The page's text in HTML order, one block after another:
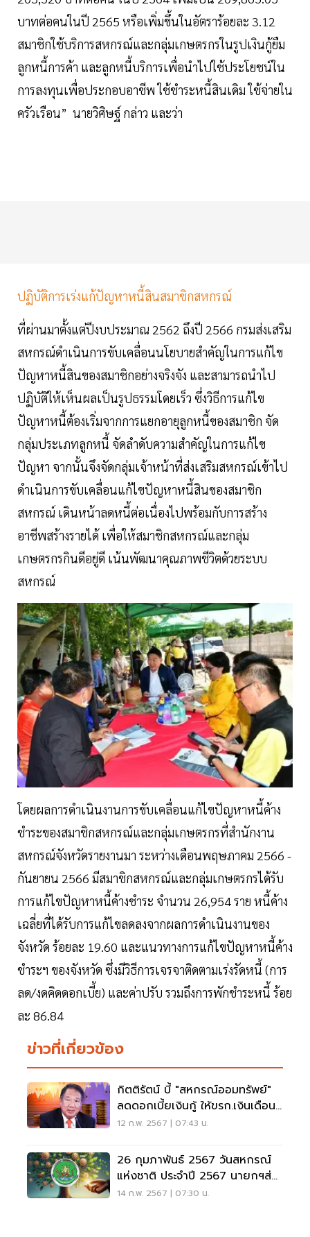
บาทต่อคนในปี 2565 หรือเพิ่มขึ้นในอัตราร้อยละ 3.12
สมาชิกใช้บริการสหกรณ์และกลุ่มเกษตรกรในรูปเงินกู้ยืม
ลูกหนี้การค้า และลูกหนี้บริการเพื่อนำไปใช้ประโยชน์ใน
การลงทุนเพื่อประกอบอาชีพ ใช้ชำระหนี้สินเดิม ใช้จ่ายใน
ครัวเรือน” นายวิศิษฐ์ กล่าว และว่า
ปฏิบัติการเร่งแก้ปัญหาหนี้สินสมาชิกสหกรณ์
ที่ผ่านมาตั้งแต่ปีงบประมาณ 2562 ถึงปี 2566 กรมส่งเสริม
สหกรณ์ดำเนินการขับเคลื่อนนโยบายสำคัญในการแก้ไข
ปัญหาหนี้สินของสมาชิกอย่างจริงจัง และสามารถนำไป
ปฏิบัติให้เห็นผลเป็นรูปธรรมโดยเร็ว ซึ่งวิธีการแก้ไข
ปัญหาหนี้ต้องเริ่มจากการแยกอายุลูกหนี้ของสมาชิก จัด
กลุ่มประเภทลูกหนี้ จัดลำดับความสำคัญในการแก้ไข
ปัญหา จากนั้นจึงจัดกลุ่มเจ้าหน้าที่ส่งเสริมสหกรณ์เข้าไป
ดำเนินการขับเคลื่อนแก้ไขปัญหาหนี้สินของสมาชิก
สหกรณ์ เดินหน้าลดหนี้ต่อเนื่องไปพร้อมกับการสร้าง
อาชีพสร้างรายได้ เพื่อให้สมาชิกสหกรณ์และกลุ่ม
เกษตรกรกินดีอยู่ดี เน้นพัฒนาคุณภาพชีวิตด้วยระบบ
สหกรณ์
โดยผลการดำเนินงานการขับเคลื่อนแก้ไขปัญหาหนี้ค้าง
ชำระของสมาชิกสหกรณ์และกลุ่มเกษตรกรที่สำนักงาน
สหกรณ์จังหวัดรายงานมา ระหว่างเดือนพฤษภาคม 2566 -
กันยายน 2566 มีสมาชิกสหกรณ์และกลุ่มเกษตรกรได้รับ
การแก้ไขปัญหาหนี้ค้างชำระ จำนวน 26,954 ราย หนี้ค้าง
เฉลี่ยที่ได้รับการแก้ไขลดลงจากผลการดำเนินงานของ
จังหวัด ร้อยละ 19.60 และแนวทางการแก้ไขปัญหาหนี้ค้าง
ชำระฯ ของจังหวัด ซึ่งมีวิธีการเจรจาติดตามเร่งรัดหนี้ (การ
ลด/งดคิดดอกเบี้ย) และค่าปรับ รวมถึงการพักชำระหนี้ ร้อย
ละ 86.84
ข่าวที่เกี่ยวข้อง
กิตติรัตน์ บี้ "สหกรณ์ออมทรัพย์"
ลดดอกเบี้ยเงินกู้ ให้ขรก.เงินเดือน
เหลือ
12 ก.พ. 2567 | 07:43 น.
26 กุมภาพันธ์ 2567 วันสหกรณ์
แห่งชาติ ประจำปี 2567 นายกฯส่ง
สารอวยพร
14 ก.พ. 2567 | 07:30 น.